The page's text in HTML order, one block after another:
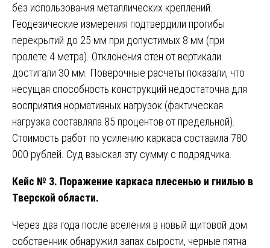
без использования металлических креплений.
Геодезические измерения подтвердили прогибы
перекрытий до 25 мм при допустимых 8 мм (при
пролете 4 метра). Отклонения стен от вертикали
достигали 30 мм. Поверочные расчеты показали, что
несущая способность конструкций недостаточна для
восприятия нормативных нагрузок (фактическая
нагрузка составляла 85 процентов от предельной).
Стоимость работ по усилению каркаса составила 780
000 рублей. Суд взыскал эту сумму с подрядчика.
Кейс № 3. Поражение каркаса плесенью и гнилью в
Тверской области.
Через два года после вселения в новый щитовой дом
собственник обнаружил запах сырости, черные пятна